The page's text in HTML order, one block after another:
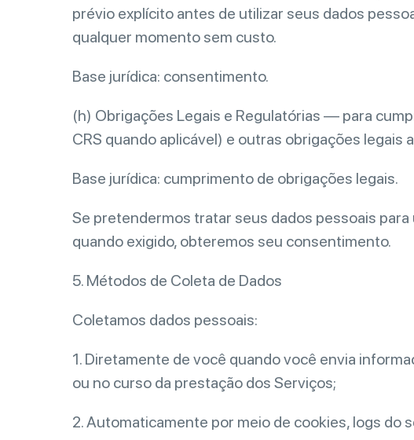
prévio explícito antes de utilizar seus dados
qualquer momento sem custo.
Base jurídica: consentimento.
(h) Obrigações Legais e Regulatórias — para
CRS quando aplicável) e outras obrigações legais
Base jurídica: cumprimento de obrigações legais.
Se pretendermos tratar seus dados pessoais
quando exigido, obteremos seu consentimento.
5. Métodos de Coleta de Dados
Coletamos dados pessoais:
1. Diretamente de você quando você envia
ou no curso da prestação dos Serviços;
2. Automaticamente por meio de cookies, logs do